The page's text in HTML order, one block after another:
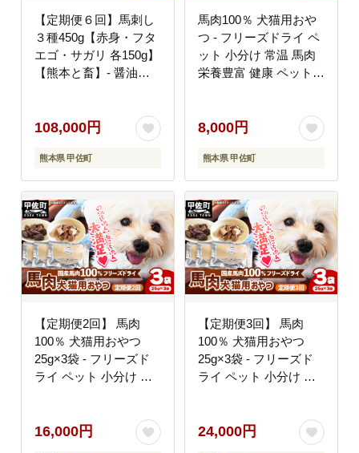
【定期便６回】馬刺し
３種450g【赤身・フタ
エゴ・サガリ 各150g】
【熊本と畜】- 醤油付
凍 馬肉 食べ比べ おつ
まみ 晩酌 おすすめ 甲
佐町
108,000円
熊本県 甲佐町
馬肉100％ 犬猫用おや
つ - フリーズドライ ペ
ット 小分け 常温 馬肉
栄養豊富 健康 ペット用
8,000円
熊本県 甲佐町
【定期便2回】 馬肉
100％ 犬猫用おやつ
25g×3袋 - フリーズド
ライ ペット 小分け 常
甲佐町
16,000円
【定期便3回】 馬肉
100％ 犬猫用おやつ
25g×3袋 - フリーズド
ライ ペット 小分け 常
甲佐町
24,000円